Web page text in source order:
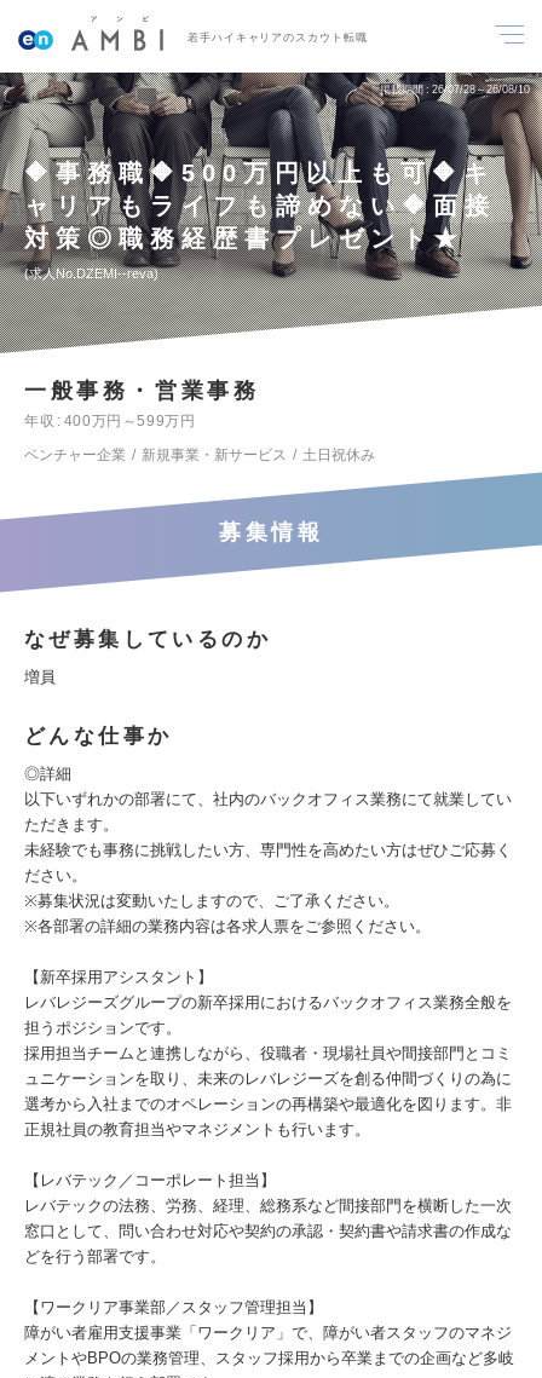
若手ハイキャリアのスカウト転職
掲載期間 26/07/28～26/08/10
🔶事務職🔶500万円以上も可🔶キ
ャリアもライフも諦めない🔶面接
対策◎職務経歴書プレゼント★
求人No.DZEMI--reva
一般事務・営業事務
年収
400万円～599万円
ベンチャー企業
新規事業・新サービス 土日祝休み
募集情報
なぜ募集しているのか
増員
どんな仕事か
◎詳細
以下いずれかの部署にて、社内のバックオフィス業務にて就業してい
ただきます。
未経験でも事務に挑戦したい方、専門性を高めたい方はぜひご応募く
ださい。
※募集状況は変動いたしますので、ご了承ください。
※各部署の詳細の業務内容は各求人票をご参照ください。
【新卒採用アシスタント】
レバレジーズグループの新卒採用におけるバックオフィス業務全般を
担うポジションです。
採用担当チームと連携しながら、役職者・現場社員や間接部門とコミ
ュニケーションを取り、未来のレバレジーズを創る仲間づくりの為に
選考から入社までのオペレーションの再構築や最適化を図ります。非
正規社員の教育担当やマネジメントも行います。
【レバテック／コーポレート担当】
レバテックの法務、労務、経理、総務系など間接部門を横断した一次
窓口として、問い合わせ対応や契約の承認・契約書や請求書の作成な
どを行う部署です。
【ワークリア事業部／スタッフ管理担当】
障がい者雇⽤⽀援事業「ワークリア」で、障がい者スタッフのマネジ
メントやBPOの業務管理、スタッフ採用から卒業までの企画など多岐